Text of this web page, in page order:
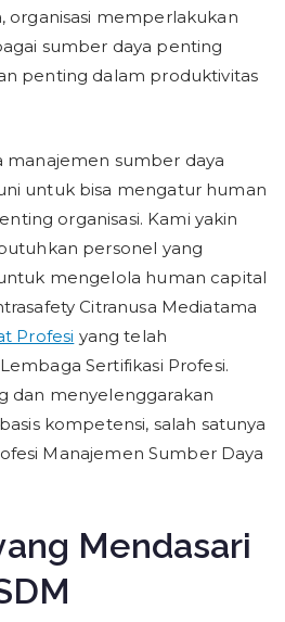
organisasi memperlakukan
sumber daya penting
penting dalam produktivitas
sumber daya
untuk bisa mengatur human
organisasi. Kami yakin
personel yang
mengelola human capital
Citranusa Mediatama
Profesi yang telah
Sertifikasi Profesi.
dan menyelenggarakan
kompetensi, salah satunya
Manajemen Sumber Daya
Mendasari